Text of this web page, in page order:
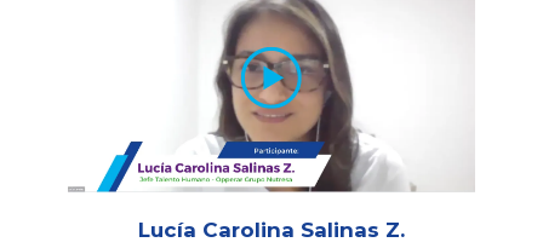
Lucía Carolina Salinas Z.